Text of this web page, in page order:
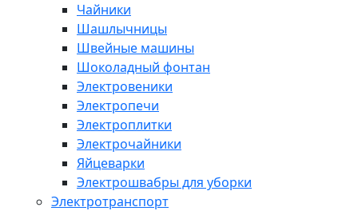
Чайники
Шашлычницы
Швейные машины
Шоколадный фонтан
Электровеники
Электропечи
Электроплитки
Электрочайники
Яйцеварки
Электрошвабры для уборки
Электротранспорт